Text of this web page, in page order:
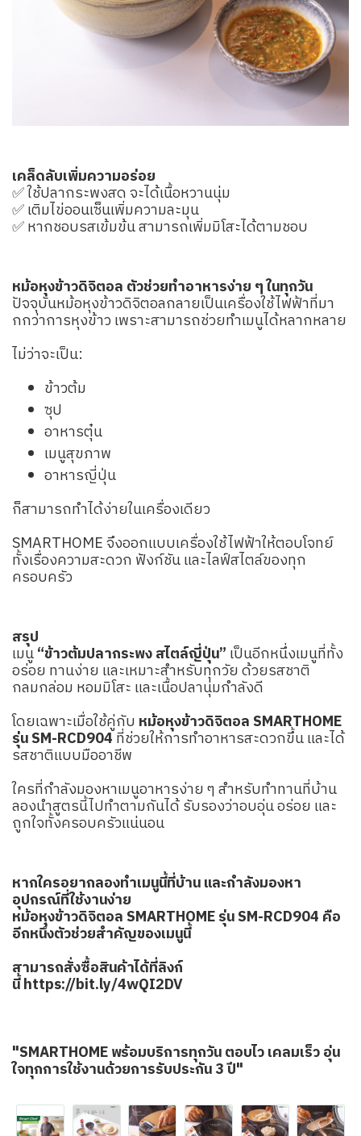
เคล็ดลับเพิ่มความอร่อย
✅ ใช้ปลากระพงสด จะได้เนื้อหวานนุ่ม
✅ เติมไข่ออนเซ็นเพิ่มความละมุน
✅ หากชอบรสเข้มข้น สามารถเพิ่มมิโสะได้ตามชอบ
หม้อหุงข้าวดิจิตอล ตัวช่วยทำอาหารง่าย ๆ ในทุกวัน
ปัจจุบันหม้อหุงข้าวดิจิตอลกลายเป็นเครื่องใช้ไฟฟ้าที่มา
กกว่าการหุงข้าว เพราะสามารถช่วยทำเมนูได้หลากหลาย
ไม่ว่าจะเป็น:
ข้าวต้ม
ซุป
อาหารตุ๋น
เมนูสุขภาพ
อาหารญี่ปุ่น
ก็สามารถทำได้ง่ายในเครื่องเดียว
SMARTHOME จึงออกแบบเครื่องใช้ไฟฟ้าให้ตอบโจทย์
ทั้งเรื่องความสะดวก ฟังก์ชัน และไลฟ์สไตล์ของทุก
ครอบครัว
สรุป
เมนู“ข้าวต้มปลากระพง สไตล์ญี่ปุ่น” เป็นอีกหนึ่งเมนูที่ทั้ง
อร่อย ทานง่าย และเหมาะสำหรับทุกวัย ด้วยรสชาติ
กลมกล่อม หอมมิโสะ และเนื้อปลานุ่มกำลังดี
โดยเฉพาะเมื่อใช้คู่กับ หม้อหุงข้าวดิจิตอล SMARTHOME
รุ่น SM-RCD904ที่ช่วยให้การทำอาหารสะดวกขึ้น และได้
รสชาติแบบมืออาชีพ
ใครที่กำลังมองหาเมนูอาหารง่าย ๆ สำหรับทำทานที่บ้าน
ลองนำสูตรนี้ไปทำตามกันได้ รับรองว่าอบอุ่น อร่อย และ
ถูกใจทั้งครอบครัวแน่นอน
หากใครอยากลองทำเมนูนี้ที่บ้าน และกำลังมองหา
อุปกรณ์ที่ใช้งานง่าย
หม้อหุงข้าวดิจิตอล SMARTHOME รุ่น SM-RCD904 คือ
อีกหนึ่งตัวช่วยสำคัญของเมนูนี้
สามารถสั่งซื้อสินค้าได้ที่ลิงก์
นี้https://bit.ly/4wQI2DV
"SMARTHOME พร้อมบริการทุกวัน ตอบไว เคลมเร็ว อุ่น
ใจทุกการใช้งานด้วยการรับประกัน 3 ปี"